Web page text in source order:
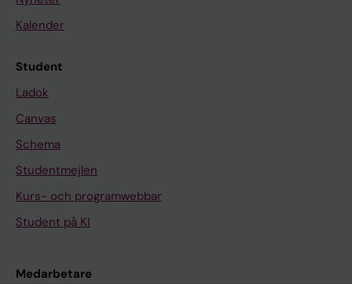
Kalender
Student
Ladok
Canvas
Schema
Studentmejlen
Kurs- och programwebbar
Student på KI
Medarbetare